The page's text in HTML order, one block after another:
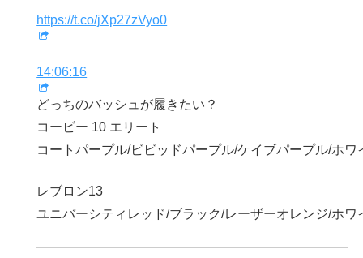
https://t.co/jXp27zVyo0
14:06:16
どっちのバッシュが履きたい？
コービー 10 エリート
コートパープル/ビビッドパープル/ケイブパープル/ホワ
レブロン13
ユニバーシティレッド/ブラック/レーザーオレンジ/ホワ